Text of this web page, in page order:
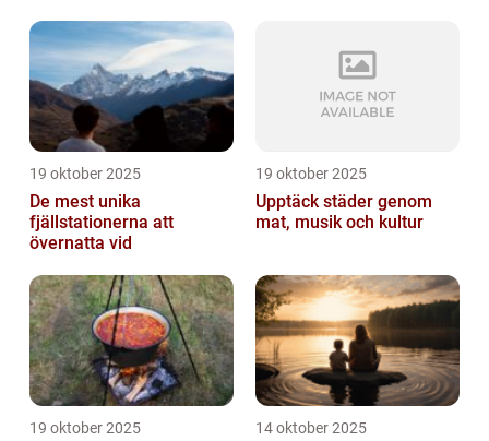
19 oktober 2025
De mest unika
fjällstationerna att
övernatta vid
19 oktober 2025
Upptäck städer genom
mat, musik och kultur
19 oktober 2025 14 oktober 2025